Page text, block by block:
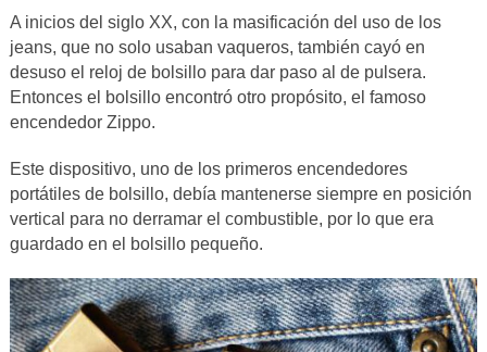
A inicios del siglo XX, con la masificación del uso de los
jeans, que no solo usaban vaqueros, también cayó en
desuso el reloj de bolsillo para dar paso al de pulsera.
Entonces el bolsillo encontró otro propósito, el famoso
encendedor Zippo.
Este dispositivo, uno de los primeros encendedores
portátiles de bolsillo, debía mantenerse siempre en posición
vertical para no derramar el combustible, por lo que era
guardado en el bolsillo pequeño.